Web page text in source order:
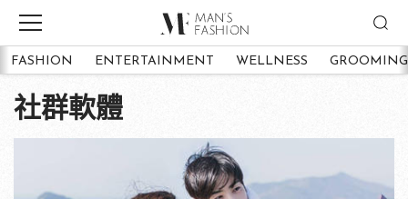
FASHION ENTERTAINMENT WELLNESS GROOMING
社群軟體